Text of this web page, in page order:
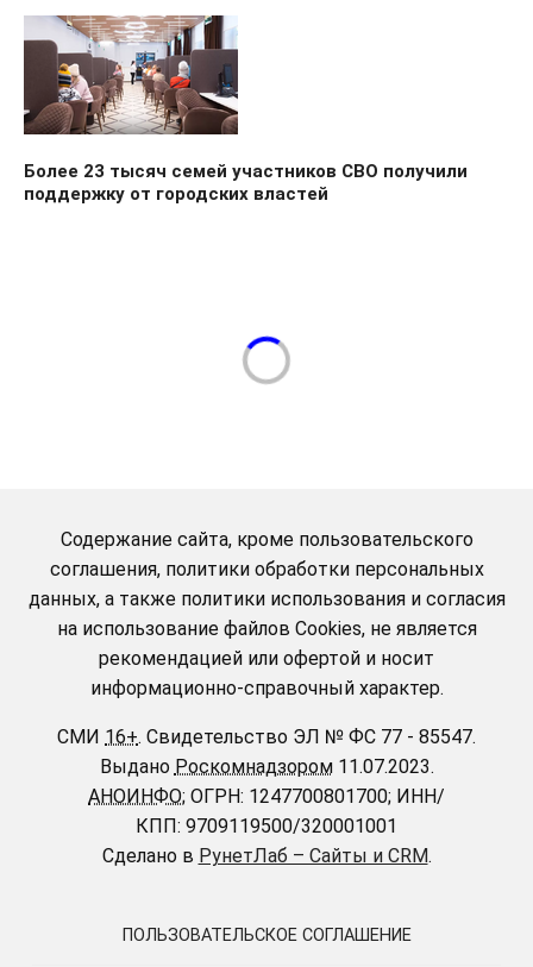
Более 23 тысяч семей участников СВО получили
поддержку от городских властей
Содержание сайта, кроме пользовательского
соглашения, политики обработки персональных
данных, а также политики использования и согласия
на использование файлов Cookies, не является
рекомендацией или офертой и носит
информационно-справочный характер.
СМИ 16+. Свидетельство ЭЛ № ФС 77 - 85547.
Выдано Роскомнадзором11.07.2023.
АНОИНФО; ОГРН: 1247700801700; ИНН/
КПП: 9709119500/320001001
Сделано в РунетЛаб – Сайты и CRM.
ПОЛЬЗОВАТЕЛЬСКОЕ СОГЛАШЕНИЕ